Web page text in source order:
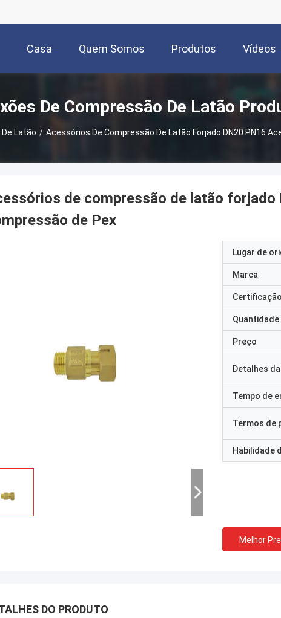
Casa Quem Somos Produtos Vídeos
De Compressão De Latão
Latão / Acessórios De Compressão De Latão Forjado DN20 PN16
de compressão de latão
de Pex
Lugar de
Marca
Certificação
Preço
Detalhes
Tempo de
Termos de
Habilidade
Melhor
DO PRODUTO